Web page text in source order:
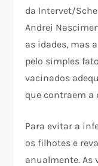
da Intervet/
Andrei
as idades, mas
pelo simples
vacinados
que contraem a
Para evitar a
os filhotes e
anualmente. As